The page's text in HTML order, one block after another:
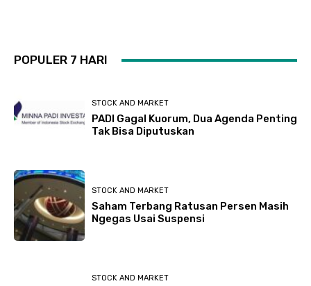
POPULER 7 HARI
STOCK AND MARKET
PADI Gagal Kuorum, Dua Agenda Penting
Tak Bisa Diputuskan
STOCK AND MARKET
Saham Terbang Ratusan Persen Masih
Ngegas Usai Suspensi
STOCK AND MARKET